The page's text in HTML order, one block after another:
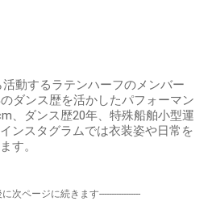
活動するラテンハーフのメンバー
ダンス歴を活かしたパフォーマン
、ダンス歴20年、特殊船舶小型運
ンスタグラムでは衣装姿や日常を
す。
に次ページに続きます-----------------